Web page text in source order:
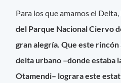
Para los que amamos el
del Parque Nacional Ciervo
gran alegría. Que este
delta urbano –donde estaba
Otamendi– lograra este